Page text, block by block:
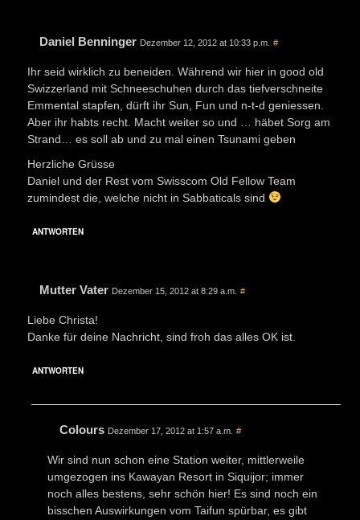
Daniel Benninger Dezember 12, 2012 at 10:33 p.m. #
Ihr seid wirklich zu beneiden. Während wir hier in good old
Swizzerland mit Schneeschuhen durch das tiefverschneite
Emmental stapfen, dürft ihr Sun, Fun und n-t-d geniessen.
Aber ihr habts recht. Macht weiter so und … häbet Sorg am
Strand… es soll ab und zu mal einen Tsunami geben
Herzliche Grüsse
Daniel und der Rest vom Swisscom Old Fellow Team
zumindest die, welche nicht in Sabbaticals sind
ANTWORTEN
Mutter Vater Dezember 15, 2012 at 8:29 a.m. #
Liebe Christa!
Danke für deine Nachricht, sind froh das alles OK ist.
ANTWORTEN
Colours Dezember 17, 2012 at 1:57 a.m. #
Wir sind nun schon eine Station weiter, mittlerweile
umgezogen ins Kawayan Resort in Siquijor; immer
noch alles bestens, sehr schön hier! Es sind noch ein
bisschen Auswirkungen vom Taifun spürbar, es gibt